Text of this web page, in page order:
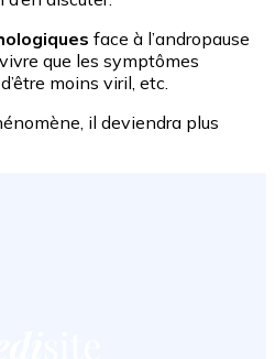
face à l’andropause
que les symptômes
moins viril, etc.
il deviendra plus